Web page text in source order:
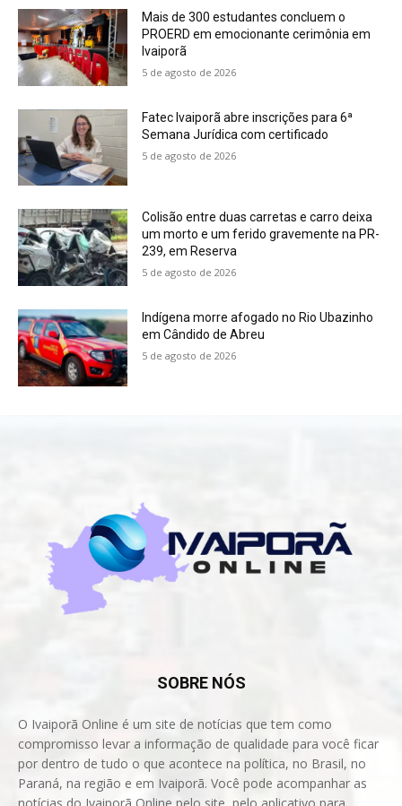
Mais de 300 estudantes concluem o
PROERD em emocionante cerimônia em
Ivaiporã
5 de agosto de 2026
Fatec Ivaiporã abre inscrições para 6ª
Semana Jurídica com certificado
5 de agosto de 2026
Colisão entre duas carretas e carro deixa
um morto e um ferido gravemente na PR-
239, em Reserva
5 de agosto de 2026
Indígena morre afogado no Rio Ubazinho
em Cândido de Abreu
5 de agosto de 2026
SOBRE NÓS
O Ivaiporã Online é um site de notícias que tem como
compromisso levar a informação de qualidade para você ficar
por dentro de tudo o que acontece na política, no Brasil, no
Paraná, na região e em Ivaiporã. Você pode acompanhar as